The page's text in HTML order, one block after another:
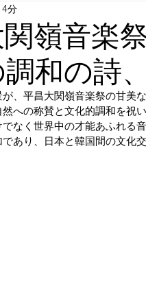
関嶺音楽
和の詩
4分
、平昌大関嶺音楽祭の甘美
への称賛と文化的調和を祝
なく世界中の才能あふれる
あり、日本と韓国間の文化